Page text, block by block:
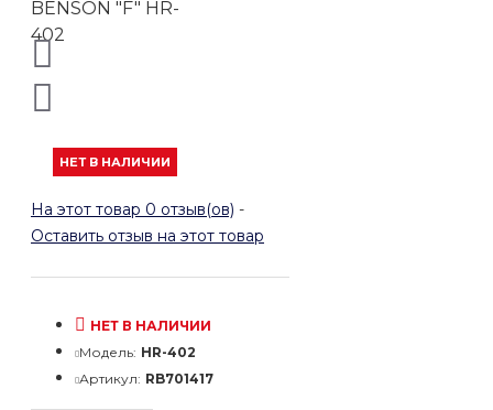
НЕТ В НАЛИЧИИ
На этот товар 0 отзыв(ов) -
Оставить отзыв на этот товар
НЕТ В НАЛИЧИИ
Модель: HR-402
Артикул: RB701417